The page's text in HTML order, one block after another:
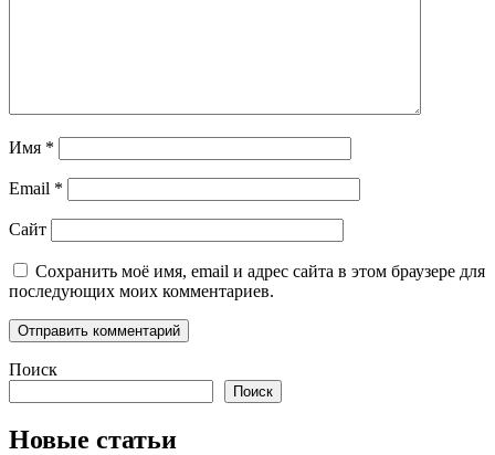
Имя *
Email *
Сайт
Сохранить моё имя, email и адрес сайта в этом браузере для
последующих моих комментариев.
Поиск
Поиск
Новые статьи